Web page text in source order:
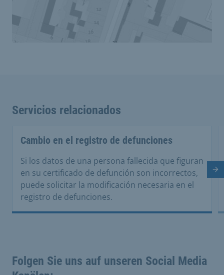
Servicios relacionados
Cambio en el registro de defunciones
Si los datos de una persona fallecida que figuran
en su certificado de defunción son incorrectos,
puede solicitar la modificación necesaria en el
registro de defunciones.
Folgen Sie uns auf unseren Social Media